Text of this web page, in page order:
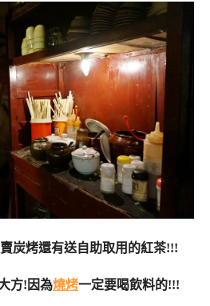
炭烤還有送自助取用的紅茶!!!
方!因為燒烤一定要喝飲料的!!!